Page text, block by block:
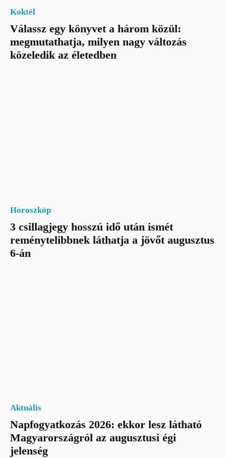
Koktél
Válassz egy könyvet a három közül:
megmutathatja, milyen nagy változás
közeledik az életedben
Horoszkóp
3 csillagjegy hosszú idő után ismét
reménytelibbnek láthatja a jövőt augusztus
6-án
Aktuális
Napfogyatkozás 2026: ekkor lesz látható
Magyarországról az augusztusi égi
jelenség